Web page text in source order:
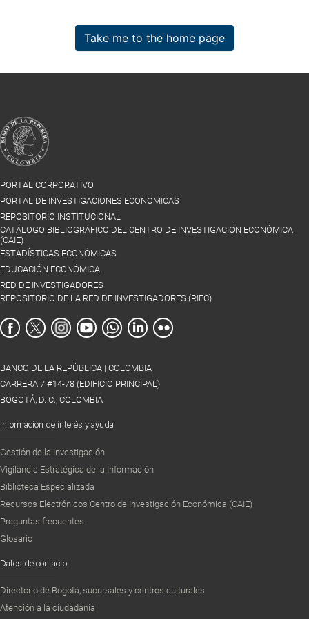
Take me to the home page
PORTAL CORPORATIVO
PORTAL DE INVESTIGACIONES ECONÓMICAS
REPOSITORIO INSTITUCIONAL
CATÁLOGO BIBLIOGRÁFICO DEL CENTRO DE INVESTIGACIÓN ECONÓMICA
(CAIE)
ESTADÍSTICAS ECONÓMICAS
EDUCACIÓN ECONÓMICA
RED DE INVESTIGADORES
REPOSITORIO DE LA RED DE INVESTIGADORES (RIEC)
BANCO DE LA REPÚBLICA | COLOMBIA
CARRERA 7 #14-78 (EDIFICIO PRINCIPAL)
BOGOTÁ, D. C., COLOMBIA
Información de interés y ayuda
Gestión de la Investigación
Vigilancia Estratégica de la Información
Biblioteca Especializada
Recursos Electrónicos Centro de Investigación Económica (CAIE)
Preguntas frecuentes
Glosario
Datos de contacto
Directorio de Bogotá, sucursales y centros culturales
Atención a la ciudadanía